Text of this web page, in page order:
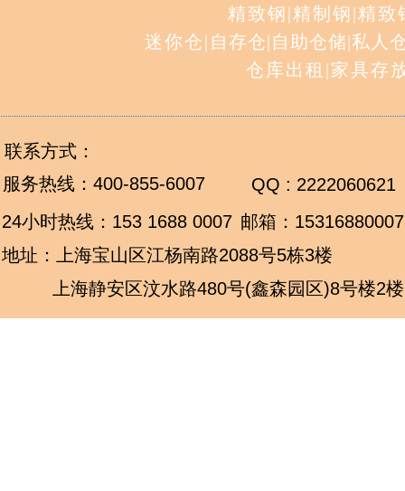
邮箱：
精致钢|精制钢|精致
迷你仓| 自存仓| 自助仓储|私人
仓库出租 |家具存
服务热线： 400-855-6007
24小时热线： 153 1688 0007
QQ : 2222060621
上海静安区汶水路480号(鑫森园区)8号楼2楼
地址：上海宝山区江杨南路2088号5栋3楼
联系方式：